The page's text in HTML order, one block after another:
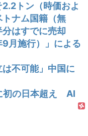
トン（時価およ
ナム国籍（無
分はすでに売却
月施行）」による
不可能」中国に
初の日本超え AI